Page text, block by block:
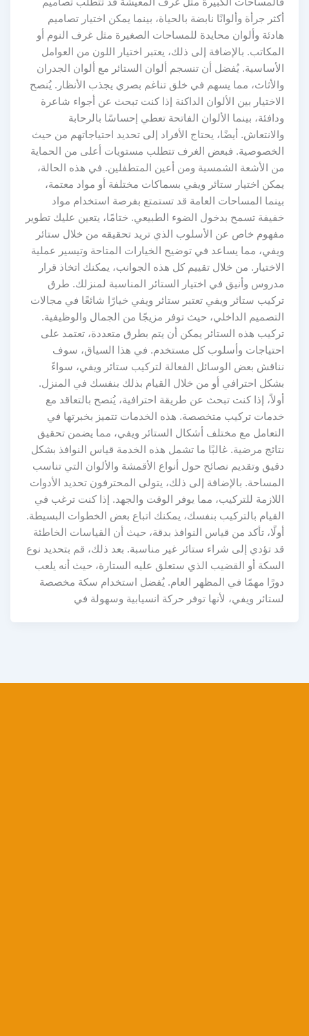
فالمساحات الكبيرة مثل غرف المعيشة قد تتطلب تصاميم
أكثر جرأة وألوانًا نابضة بالحياة، بينما يمكن اختيار تصاميم
هادئة وألوان محايدة للمساحات الصغيرة مثل غرف النوم أو
المكاتب. بالإضافة إلى ذلك، يعتبر اختيار اللون من العوامل
الأساسية. يُفضل أن تنسجم ألوان الستائر مع ألوان الجدران
والأثاث، مما يسهم في خلق تناغم بصري يجذب الأنظار. يُنصح
الاختيار بين الألوان الداكنة إذا كنت تبحث عن أجواء شاعرة
ودافئة، بينما الألوان الفاتحة تعطي إحساسًا بالرحابة
والانتعاش. أيضًا، يحتاج الأفراد إلى تحديد احتياجاتهم من حيث
الخصوصية. فبعض الغرف تتطلب مستويات أعلى من الحماية
من الأشعة الشمسية ومن أعين المتطفلين. في هذه الحالة،
يمكن اختيار ستائر ويفي بسماكات مختلفة أو مواد معتمة،
بينما المساحات العامة قد تستمتع بفرصة استخدام مواد
خفيفة تسمح بدخول الضوء الطبيعي. ختامًا، يتعين عليك تطوير
مفهوم خاص عن الأسلوب الذي تريد تحقيقه من خلال ستائر
ويفي، مما يساعد في توضيح الخيارات المتاحة وتيسير عملية
الاختيار. من خلال تقييم كل هذه الجوانب، يمكنك اتخاذ قرار
مدروس وأنيق في اختيار الستائر المناسبة لمنزلك. طرق
تركيب ستائر ويفي تعتبر ستائر ويفي خيارًا شائعًا في مجالات
التصميم الداخلي، حيث توفر مزيجًا من الجمال والوظيفية.
تركيب هذه الستائر يمكن أن يتم بطرق متعددة، تعتمد على
احتياجات وأسلوب كل مستخدم. في هذا السياق، سوف
نناقش بعض الوسائل الفعالة لتركيب ستائر ويفي، سواءً
بشكل احترافي أو من خلال القيام بذلك بنفسك في المنزل.
أولاً، إذا كنت تبحث عن طريقة احترافية، يُنصح بالتعاقد مع
خدمات تركيب متخصصة. هذه الخدمات تتميز بخبرتها في
التعامل مع مختلف أشكال الستائر ويفي، مما يضمن تحقيق
نتائج مرضية. غالبًا ما تشمل هذه الخدمة قياس النوافذ بشكل
دقيق وتقديم نصائح حول أنواع الأقمشة والألوان التي تناسب
المساحة. بالإضافة إلى ذلك، يتولى المحترفون تحديد الأدوات
اللازمة للتركيب، مما يوفر الوقت والجهد. إذا كنت ترغب في
القيام بالتركيب بنفسك، يمكنك اتباع بعض الخطوات البسيطة.
أولًا، تأكد من قياس النوافذ بدقة، حيث أن القياسات الخاطئة
قد تؤدي إلى شراء ستائر غير مناسبة. بعد ذلك، قم بتحديد نوع
السكة أو القضيب الذي ستعلق عليه الستارة، حيث أنه يلعب
دورًا مهمًا في المظهر العام. يُفضل استخدام سكة مخصصة
لستائر ويفي، لأنها توفر حركة انسيابية وسهولة في